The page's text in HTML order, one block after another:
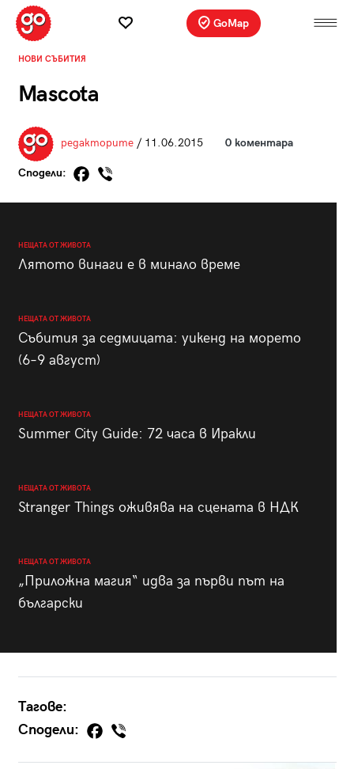
GoMap
НОВИ СЪБИТИЯ
Mascota
редакторите/ 11.06.2015 0 коментара
Сподели:
НЕЩАТА ОТ ЖИВОТА
Лятото винаги е в минало време
НЕЩАТА ОТ ЖИВОТА
Събития за седмицата: уикенд на морето
(6–9 август)
НЕЩАТА ОТ ЖИВОТА
Summer City Guide: 72 часа в Иракли
НЕЩАТА ОТ ЖИВОТА
Stranger Things оживява на сцената в НДК
НЕЩАТА ОТ ЖИВОТА
„Приложна магия“ идва за първи път на
български
Тагове:
Сподели: